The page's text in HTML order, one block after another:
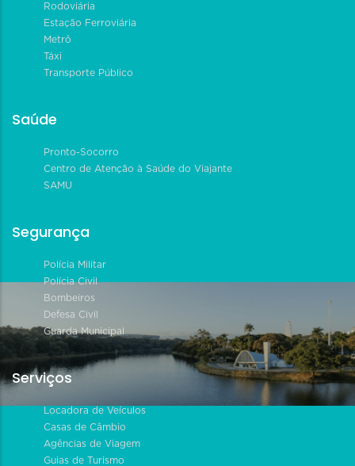
Rodoviária
Estação Ferroviária
Metrô
Táxi
Transporte Público
Saúde
Pronto-Socorro
Centro de Atenção à Saúde do Viajante
SAMU
Segurança
Polícia Militar
Polícia Civil
Bombeiros
Defesa Civil
Guarda Municipal
Serviços
Locadora de Veículos
Casas de Câmbio
Agências de Viagem
Guias de Turismo